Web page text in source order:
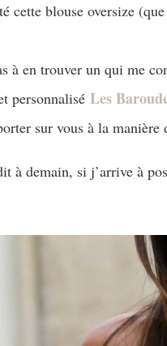
cette blouse oversize
à en trouver un qui me
personnalisé Les
sur vous à la
à demain, si j’arrive à